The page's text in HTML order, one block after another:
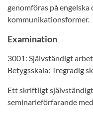
genomföras på engelska
kommunikationsformer.
Examination
3001: Självständigt
Betygsskala: Tregradig
Ett skriftligt
seminarieförfarande